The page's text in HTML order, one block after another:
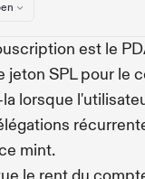
est le
jeton SPL pour le
lorsque
mint.